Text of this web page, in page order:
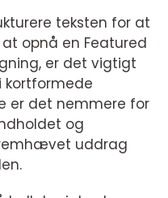
teksten for at
opnå en Featured
er det vigtigt
kortformede
er det nemmere for
og
uddrag